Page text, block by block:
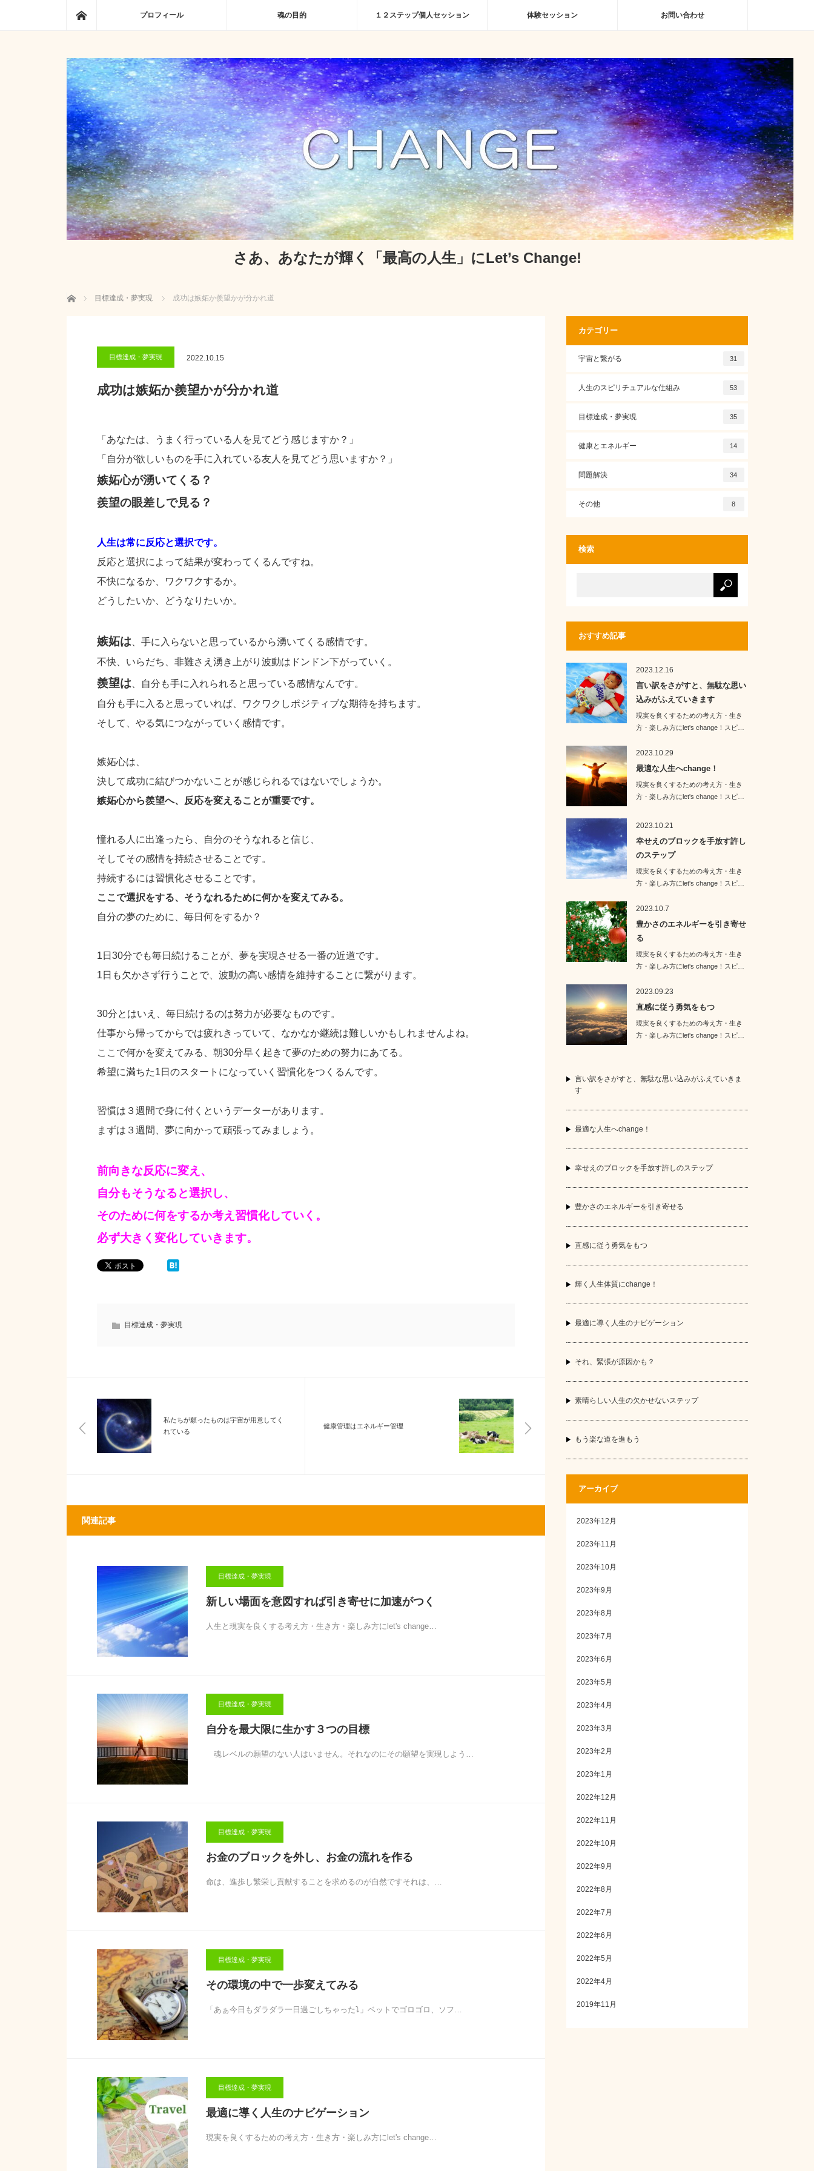
プロフィール 魂の目的 １２ステップ個人セッション 体験セッション お問い合わせ
さあ、あなたが輝く「最高の人生」にLet’s Change!
ホーム 目標達成・夢実現 成功は嫉妬か羨望かが分かれ道
目標達成・夢実現 2022.10.15
成功は嫉妬か羨望かが分かれ道
「あなたは、うまく行っている人を見てどう感じますか？」
「自分が欲しいものを手に入れている友人を見てどう思いますか？」
嫉妬心が湧いてくる？
羨望の眼差しで見る？
人生は常に反応と選択です。
反応と選択によって結果が変わってくるんですね。
不快になるか、ワクワクするか。
どうしたいか、どうなりたいか。
嫉妬は 、手に入らないと思っているから湧いてくる感情です。
不快、いらだち、非難さえ湧き上がり波動はドンドン下がっていく。
羨望は 、自分も手に入れられると思っている感情なんです。
自分も手に入ると思っていれば、ワクワクしポジティブな期待を持ちます。
そして、やる気につながっていく感情です。
嫉妬心は、
決して成功に結びつかないことが感じられるではないでしょうか。
嫉妬心から羨望へ、反応を変えることが重要です。
憧れる人に出逢ったら、自分のそうなれると信じ、
そしてその感情を持続させることです。
持続するには習慣化させることです。
ここで選択をする、そうなれるために何かを変えてみる。
自分の夢のために、毎日何をするか？
1日30分でも毎日続けることが、夢を実現させる一番の近道です。
1日も欠かさず行うことで、波動の高い感情を維持することに繋がります。
30分とはいえ、毎日続けるのは努力が必要なものです。
仕事から帰ってからでは疲れきっていて、なかなか継続は難しいかもしれませんよね。
ここで何かを変えてみる、朝30分早く起きて夢のための努力にあてる。
希望に満ちた1日のスタートになっていく習慣化をつくるんです。
習慣は３週間で身に付くというデーターがあります。
まずは３週間、夢に向かって頑張ってみましょう。
前向きな反応に変え、
自分もそうなると選択し、
そのために何をするか考え習慣化していく。
必ず大きく変化していきます。
目標達成・夢実現
私たちが願ったものは宇宙が用意してく
れている
健康管理はエネルギー管理
関連記事
目標達成・夢実現
新しい場面を意図すれば引き寄せに加速がつく
人生と現実を良くする考え方・生き方・楽しみ方にlet's change…
目標達成・夢実現
自分を最大限に生かす３つの目標
魂レベルの願望のない人はいません。それなのにその願望を実現しよう…
目標達成・夢実現
お金のブロックを外し、お金の流れを作る
命は、進歩し繁栄し貢献することを求めるのが自然ですそれは、…
目標達成・夢実現
その環境の中で一歩変えてみる
「あぁ今日もダラダラ一日過ごしちゃった⤵︎」ベットでゴロゴロ、ソフ…
目標達成・夢実現
最適に導く人生のナビゲーション
現実を良くするための考え方・生き方・楽しみ方にlet's change…
カテゴリー
宇宙と繋がる 31
人生のスピリチュアルな仕組み 53
目標達成・夢実現 35
健康とエネルギー 14
問題解決 34
その他 8
検索
おすすめ記事
2023.12.16
言い訳をさがすと、無駄な思い
込みがふえていきます
現実を良くするための考え方・生き
方・楽しみ方にlet's change！スピ…
2023.10.29
最適な人生へchange！
現実を良くするための考え方・生き
方・楽しみ方にlet's change！スピ…
2023.10.21
幸せえのブロックを手放す許し
のステップ
現実を良くするための考え方・生き
方・楽しみ方にlet's change！スピ…
2023.10.7
豊かさのエネルギーを引き寄せ
る
現実を良くするための考え方・生き
方・楽しみ方にlet's change！スピ…
2023.09.23
直感に従う勇気をもつ
現実を良くするための考え方・生き
方・楽しみ方にlet's change！スピ…
言い訳をさがすと、無駄な思い込みがふえていきま
す
最適な人生へchange！
幸せえのブロックを手放す許しのステップ
豊かさのエネルギーを引き寄せる
直感に従う勇気をもつ
輝く人生体質にchange！
最適に導く人生のナビゲーション
それ、緊張が原因かも？
素晴らしい人生の欠かせないステップ
もう楽な道を進もう
アーカイブ
2023年12月
2023年11月
2023年10月
2023年9月
2023年8月
2023年7月
2023年6月
2023年5月
2023年4月
2023年3月
2023年2月
2023年1月
2022年12月
2022年11月
2022年10月
2022年9月
2022年8月
2022年7月
2022年6月
2022年5月
2022年4月
2019年11月